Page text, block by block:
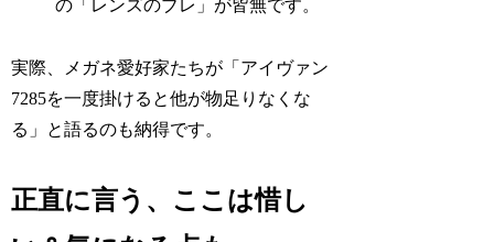
の「レンズのブレ」が皆無です。
実際、メガネ愛好家たちが「アイヴァン
7285を一度掛けると他が物足りなくな
る」と語るのも納得です。
正直に言う、ここは惜し